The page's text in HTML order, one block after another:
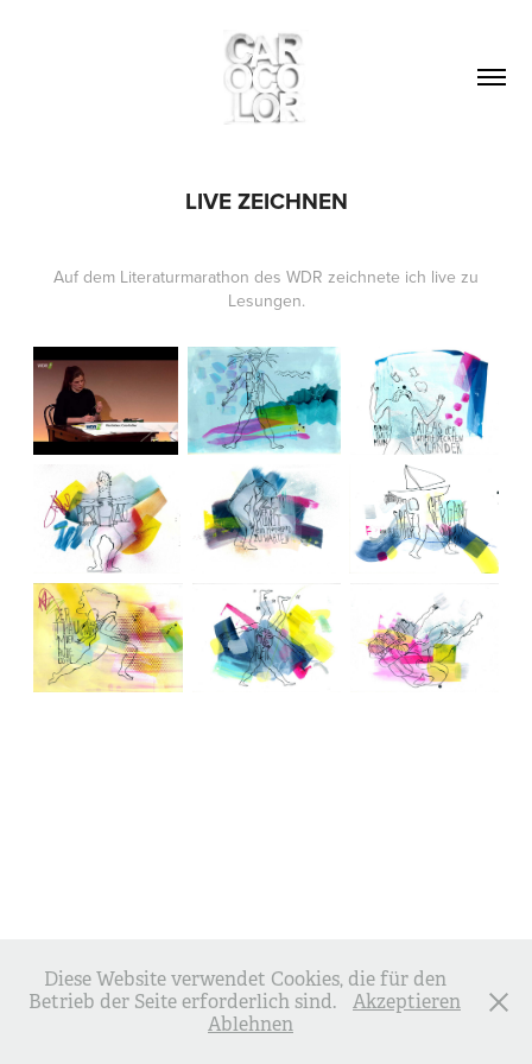
LIVE ZEICHNEN
Auf dem Literaturmarathon des WDR zeichnete ich live zu
Lesungen.
Diese Website verwendet Cookies, die für den
Betrieb der Seite erforderlich sind.
Akzeptieren
Ablehnen